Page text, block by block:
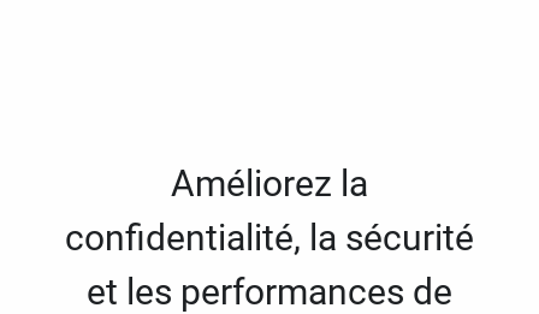
Améliorez la
confidentialité, la sécurité
et les performances de